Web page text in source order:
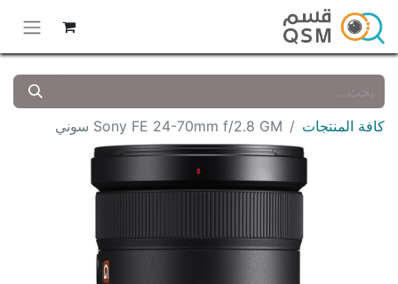
كافة المنتجات Sony FE 24-70mm f/2.8 GM سوني